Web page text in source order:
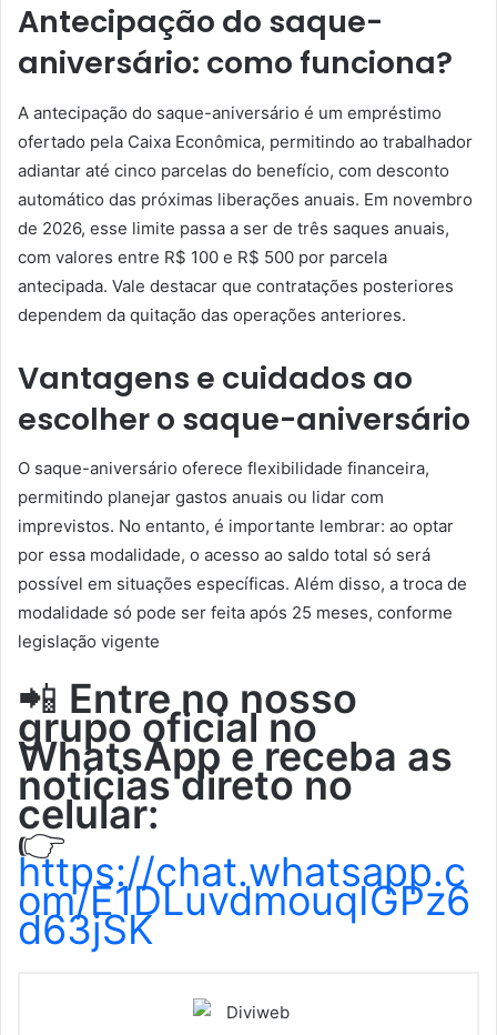
Antecipação do saque-
aniversário: como funciona?
A antecipação do saque-aniversário é um empréstimo
ofertado pela Caixa Econômica, permitindo ao trabalhador
adiantar até cinco parcelas do benefício, com desconto
automático das próximas liberações anuais. Em novembro
de 2026, esse limite passa a ser de três saques anuais,
com valores entre R$ 100 e R$ 500 por parcela
antecipada. Vale destacar que contratações posteriores
dependem da quitação das operações anteriores.
Vantagens e cuidados ao
escolher o saque-aniversário
O saque-aniversário oferece flexibilidade financeira,
permitindo planejar gastos anuais ou lidar com
imprevistos. No entanto, é importante lembrar: ao optar
por essa modalidade, o acesso ao saldo total só será
possível em situações específicas. Além disso, a troca de
modalidade só pode ser feita após 25 meses, conforme
legislação vigente
📲 Entre no nosso
grupo oficial no
WhatsApp e receba as
notícias direto no
celular:
👉
https://chat.whatsapp.c
om/E1DLuvdmouqIGPz6
d63jSK